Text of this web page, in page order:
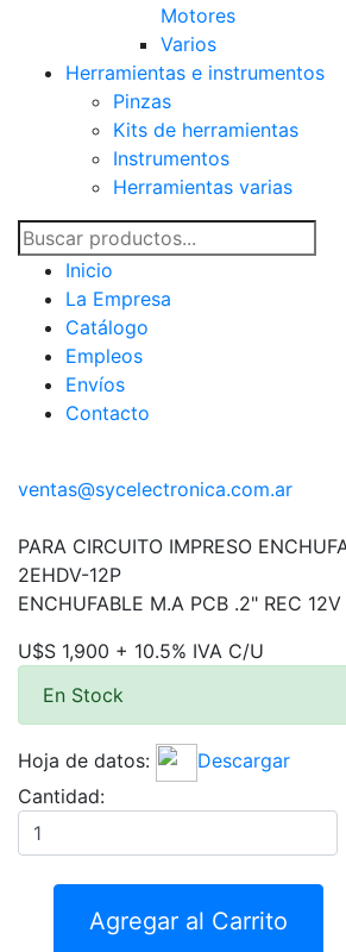
Motores
Varios
Herramientas e instrumentos
Pinzas
Kits de herramientas
Instrumentos
Herramientas varias
Inicio
La Empresa
Catálogo
Empleos
Envíos
Contacto
ventas@sycelectronica.com.ar
PARA CIRCUITO IMPRESO
2EHDV-12P
ENCHUFABLE M.A PCB .2" REC 12V
U$S 1,900 + 10.5% IVA C/U
En Stock
Hoja de datos:
Descargar
Cantidad:
Agregar al Carrito